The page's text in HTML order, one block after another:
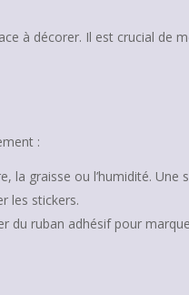
à décorer. Il est crucial de
:
graisse ou l’humidité.
les stickers.
du ruban adhésif pour